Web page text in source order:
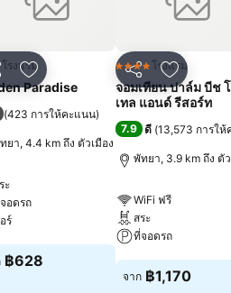
เพิ่มในรายการโปรด
โรงแรม
Paradise
(423 การให้คะแนน)
ยา, 4.4 km ถึง ตัวเมือง
ะ
อดรถ
ร์
คา
฿628
แชร์ เพิ่มในรา
4 ดาว โรงแรม
จอมเทียน ปาล์ม บีช
เทล แอนด์ รีสอร์ท
7.9 ดี (13,573 การให้
พัทยา, 3.9 km ถึง ตั
WiFi ฟรี
สระ
ที่จอดรถ
ดูราคา
จาก ฿1,170